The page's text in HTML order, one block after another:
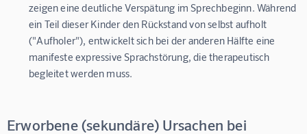
zeigen eine deutliche Verspätung im Sprechbeginn. Während
ein Teil dieser Kinder den Rückstand von selbst aufholt
("Aufholer"), entwickelt sich bei der anderen Hälfte eine
manifeste expressive Sprachstörung, die therapeutisch
begleitet werden muss.
Erworbene (sekundäre) Ursachen bei